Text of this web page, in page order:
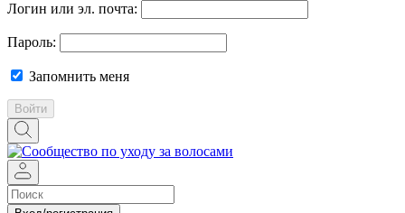
Логин или эл. почта:
Пароль:
Запомнить меня
Войти